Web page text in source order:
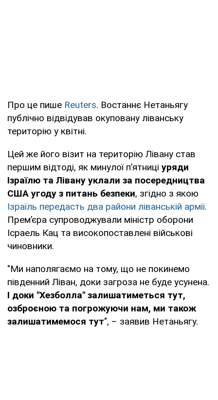
Про це пише Reuters. Востаннє Нетаньягу
публічно відвідував окуповану ліванську
територію у квітні.
Цей же його візит на територію Лівану став
першим відтоді, як минулої п’ятниці уряди
Ізраїлю та Лівану уклали за посередництва
США угоду з питань безпеки, згідно з якою
Ізраїль передасть два райони ліванській армії.
Премʼєра супроводжували міністр оборони
Ісраель Кац та високопоставлені військові
чиновники.
"Ми наполягаємо на тому, що не покинемо
південний Ліван, доки загроза не буде усунена.
І доки "Хезболла" залишатиметься тут,
озброєною та погрожуючи нам, ми також
залишатимемося тут", – заявив Нетаньягу.